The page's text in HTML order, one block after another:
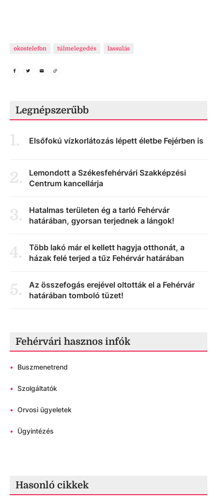
okostelefon túlmelegedés lassulás
Legnépszerűbb
1. Elsőfokú vízkorlátozás lépett életbe Fejérben is
2.
Lemondott a Székesfehérvári Szakképzési
Centrum kancellárja
3.
Hatalmas területen ég a tarló Fehérvár
határában, gyorsan terjednek a lángok!
4.
Több lakó már el kellett hagyja otthonát, a
házak felé terjed a tűz Fehérvár határában
5.
Az összefogás erejével oltották el a Fehérvár
határában tomboló tüzet!
Fehérvári hasznos infók
• Buszmenetrend
• Szolgáltatók
• Orvosi ügyeletek
• Ügyintézés
Hasonló cikkek